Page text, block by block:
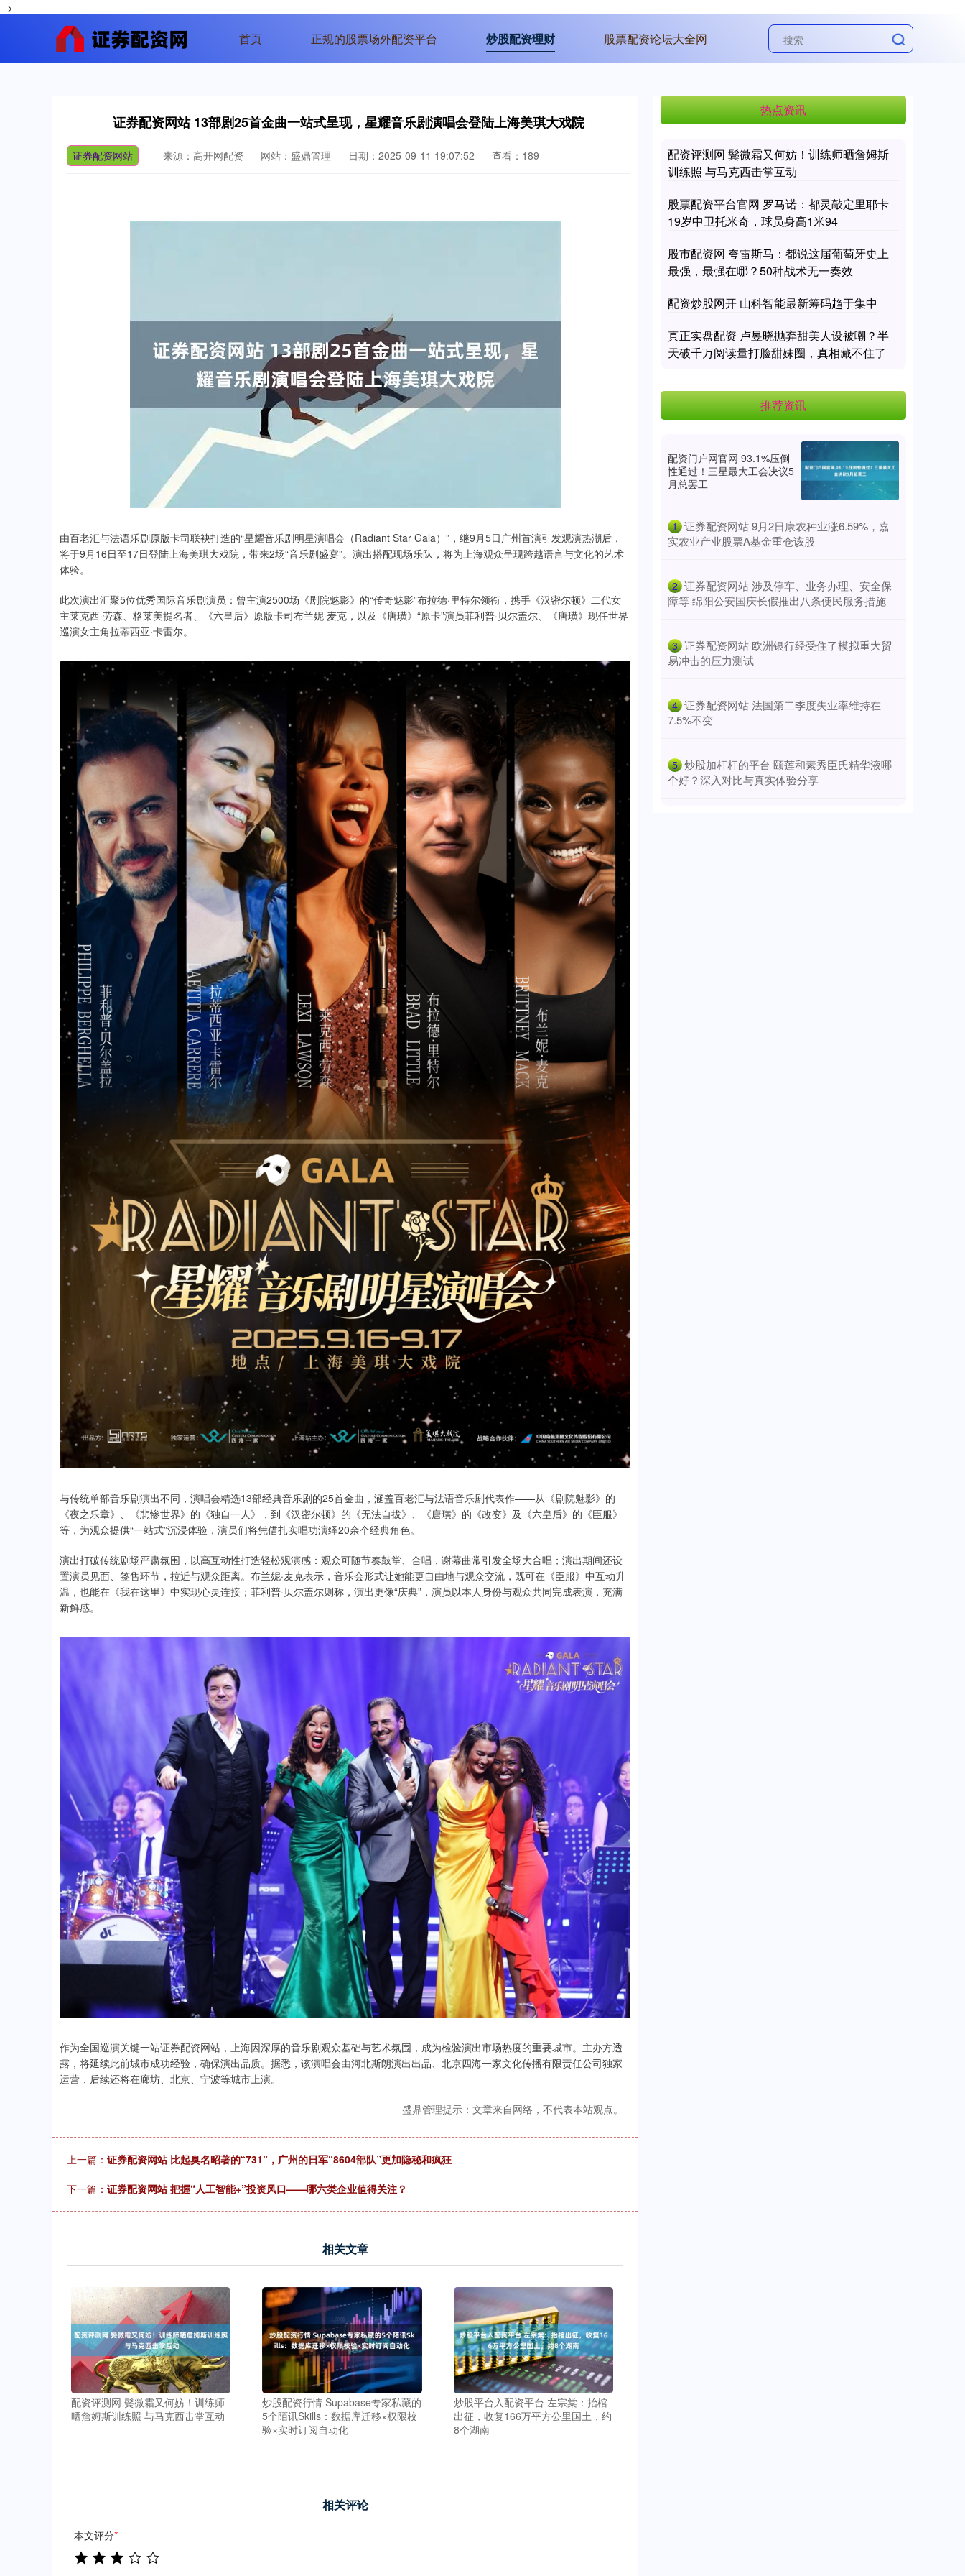
-->
首页 正规的股票场外配资平台 炒股配资理财 股票配资论坛大全网
证券配资网站 13部剧25首金曲一站式呈现，星耀音乐剧演唱会登陆上海美琪大戏院
证券配资网站 来源：高开网配资 网站：盛鼎管理 日期：2025-09-11 19:07:52 查看：189
由百老汇与法语乐剧原版卡司联袂打造的“星耀音乐剧明星演唱会（Radiant Star Gala）”，继9月5日广州首演引发观演热潮后，
将于9月16日至17日登陆上海美琪大戏院，带来2场“音乐剧盛宴”。演出搭配现场乐队，将为上海观众呈现跨越语言与文化的艺术
体验。
此次演出汇聚5位优秀国际音乐剧演员：曾主演2500场《剧院魅影》的“传奇魅影”布拉德·里特尔领衔，携手《汉密尔顿》二代女
主莱克西·劳森、格莱美提名者、《六皇后》原版卡司布兰妮·麦克，以及《唐璜》“原卡”演员菲利普·贝尔盖尔、《唐璜》现任世界
巡演女主角拉蒂西亚·卡雷尔。
与传统单部音乐剧演出不同，演唱会精选13部经典音乐剧的25首金曲，涵盖百老汇与法语音乐剧代表作——从《剧院魅影》的
《夜之乐章》、《悲惨世界》的《独自一人》，到《汉密尔顿》的《无法自拔》、《唐璜》的《改变》及《六皇后》的《臣服》
等，为观众提供“一站式”沉浸体验，演员们将凭借扎实唱功演绎20余个经典角色。
演出打破传统剧场严肃氛围，以高互动性打造轻松观演感：观众可随节奏鼓掌、合唱，谢幕曲常引发全场大合唱；演出期间还设
置演员见面、签售环节，拉近与观众距离。布兰妮·麦克表示，音乐会形式让她能更自由地与观众交流，既可在《臣服》中互动升
温，也能在《我在这里》中实现心灵连接；菲利普·贝尔盖尔则称，演出更像“庆典”，演员以本人身份与观众共同完成表演，充满
新鲜感。
作为全国巡演关键一站证券配资网站，上海因深厚的音乐剧观众基础与艺术氛围，成为检验演出市场热度的重要城市。主办方透
露，将延续此前城市成功经验，确保演出品质。据悉，该演唱会由河北斯朗演出出品、北京四海一家文化传播有限责任公司独家
运营，后续还将在廊坊、北京、宁波等城市上演。
盛鼎管理提示：文章来自网络，不代表本站观点。
上一篇： 证券配资网站 比起臭名昭著的“731”，广州的日军“8604部队”更加隐秘和疯狂
下一篇： 证券配资网站 把握“人工智能+”投资风口——哪六类企业值得关注？
相关文章
配资评测网 鬓微霜又何妨！训练师
晒詹姆斯训练照 与马克西击掌互动
炒股配资行情 Supabase专家私藏的
5个陌讯Skills：数据库迁移×权限校
验×实时订阅自动化
炒股平台入配资平台 左宗棠：抬棺
出征，收复166万平方公里国土，约
8个湖南
相关评论
本文评分*
热点资讯
配资评测网 鬓微霜又何妨！训练师晒詹姆斯
训练照 与马克西击掌互动
股票配资平台官网 罗马诺：都灵敲定里耶卡
19岁中卫托米奇，球员身高1米94
股市配资网 夸雷斯马：都说这届葡萄牙史上
最强，最强在哪？50种战术无一奏效
配资炒股网开 山科智能最新筹码趋于集中
真正实盘配资 卢昱晓抛弃甜美人设被嘲？半
天破千万阅读量打脸甜妹圈，真相藏不住了
推荐资讯
配资门户网官网 93.1%压倒
性通过！三星最大工会决议5
月总罢工
1 ​证券配资网站 9月2日康农种业涨6.59%，嘉
实农业产业股票A基金重仓该股
2 ​证券配资网站 涉及停车、业务办理、安全保
障等 绵阳公安国庆长假推出八条便民服务措施
3 ​证券配资网站 欧洲银行经受住了模拟重大贸
易冲击的压力测试
4 ​证券配资网站 法国第二季度失业率维持在
7.5%不变
5 ​炒股加杆杆的平台 颐莲和素秀臣氏精华液哪
个好？深入对比与真实体验分享